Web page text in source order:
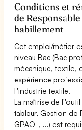
Conditions et
de
habillement
Cet emploi/métier
niveau Bac (Bac
mécanique, textile,
expérience
l''industrie textile.
La maîtrise de
tableur, Gestion de
GPAO-, ...) est